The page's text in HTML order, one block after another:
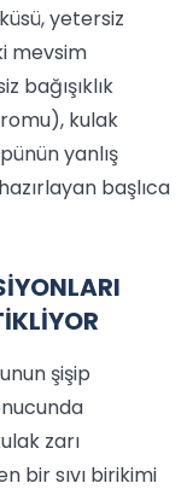
yetersiz
mevsim
bağışıklık
kulak
yanlış
başlıca
şişip
zarı
bir sıvı birikimi